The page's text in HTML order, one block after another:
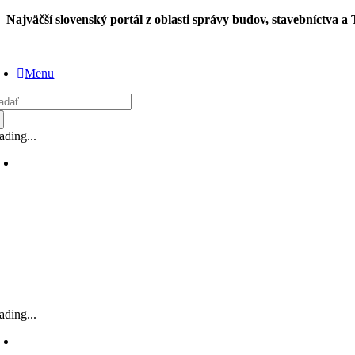
Skip
Najväčší slovenský portál z oblasti správy budov, stavebníctva a
Menu